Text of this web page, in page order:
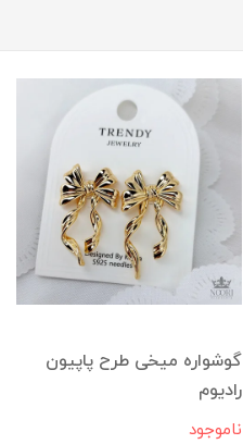
گوشواره میخی طرح پاپیون
رادیوم
ناموجود